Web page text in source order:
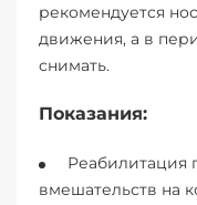
рекомендуется
движения, а в
снимать.
Показания:
Реабилитация
вмешательств на